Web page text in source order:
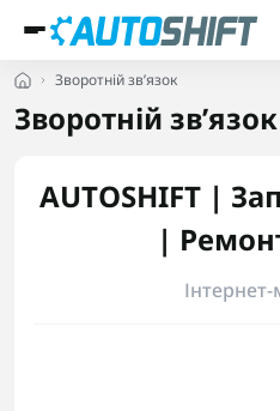
Зворотній зв’язок
Зворотній зв’язок
AUTOSHIFT |
|